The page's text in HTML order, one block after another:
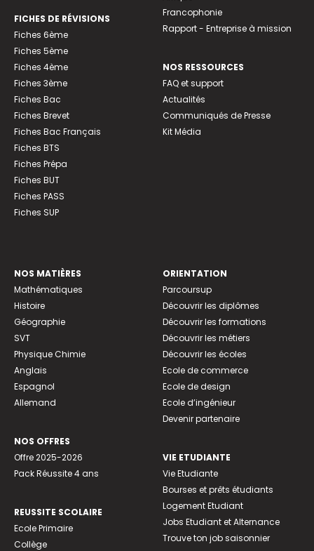
FICHES DE RÉVISIONS
Fiches 6ème
Fiches 5ème
Fiches 4ème
Fiches 3ème
Fiches Bac
Fiches Brevet
Fiches Bac Français
Fiches BTS
Fiches Prépa
Fiches BUT
Fiches PASS
Fiches SUP
Francophonie
Rapport - Entreprise à mission
NOS RESSOURCES
FAQ et support
Actualités
Communiqués de Presse
Kit Média
NOS MATIÈRES
Mathématiques
Histoire
Géographie
SVT
Physique Chimie
Anglais
Espagnol
Allemand
NOS OFFRES
Offre 2025-2026
Pack Réussite 4 ans
REUSSITE SCOLAIRE
Ecole Primaire
Collège
ORIENTATION
Parcoursup
Découvrir les diplômes
Découvrir les formations
Découvrir les métiers
Découvrir les écoles
Ecole de commerce
Ecole de design
Ecole d’ingénieur
Devenir partenaire
VIE ETUDIANTE
Vie Etudiante
Bourses et prêts étudiants
Logement Etudiant
Jobs Etudiant et Alternance
Trouve ton job saisonnier